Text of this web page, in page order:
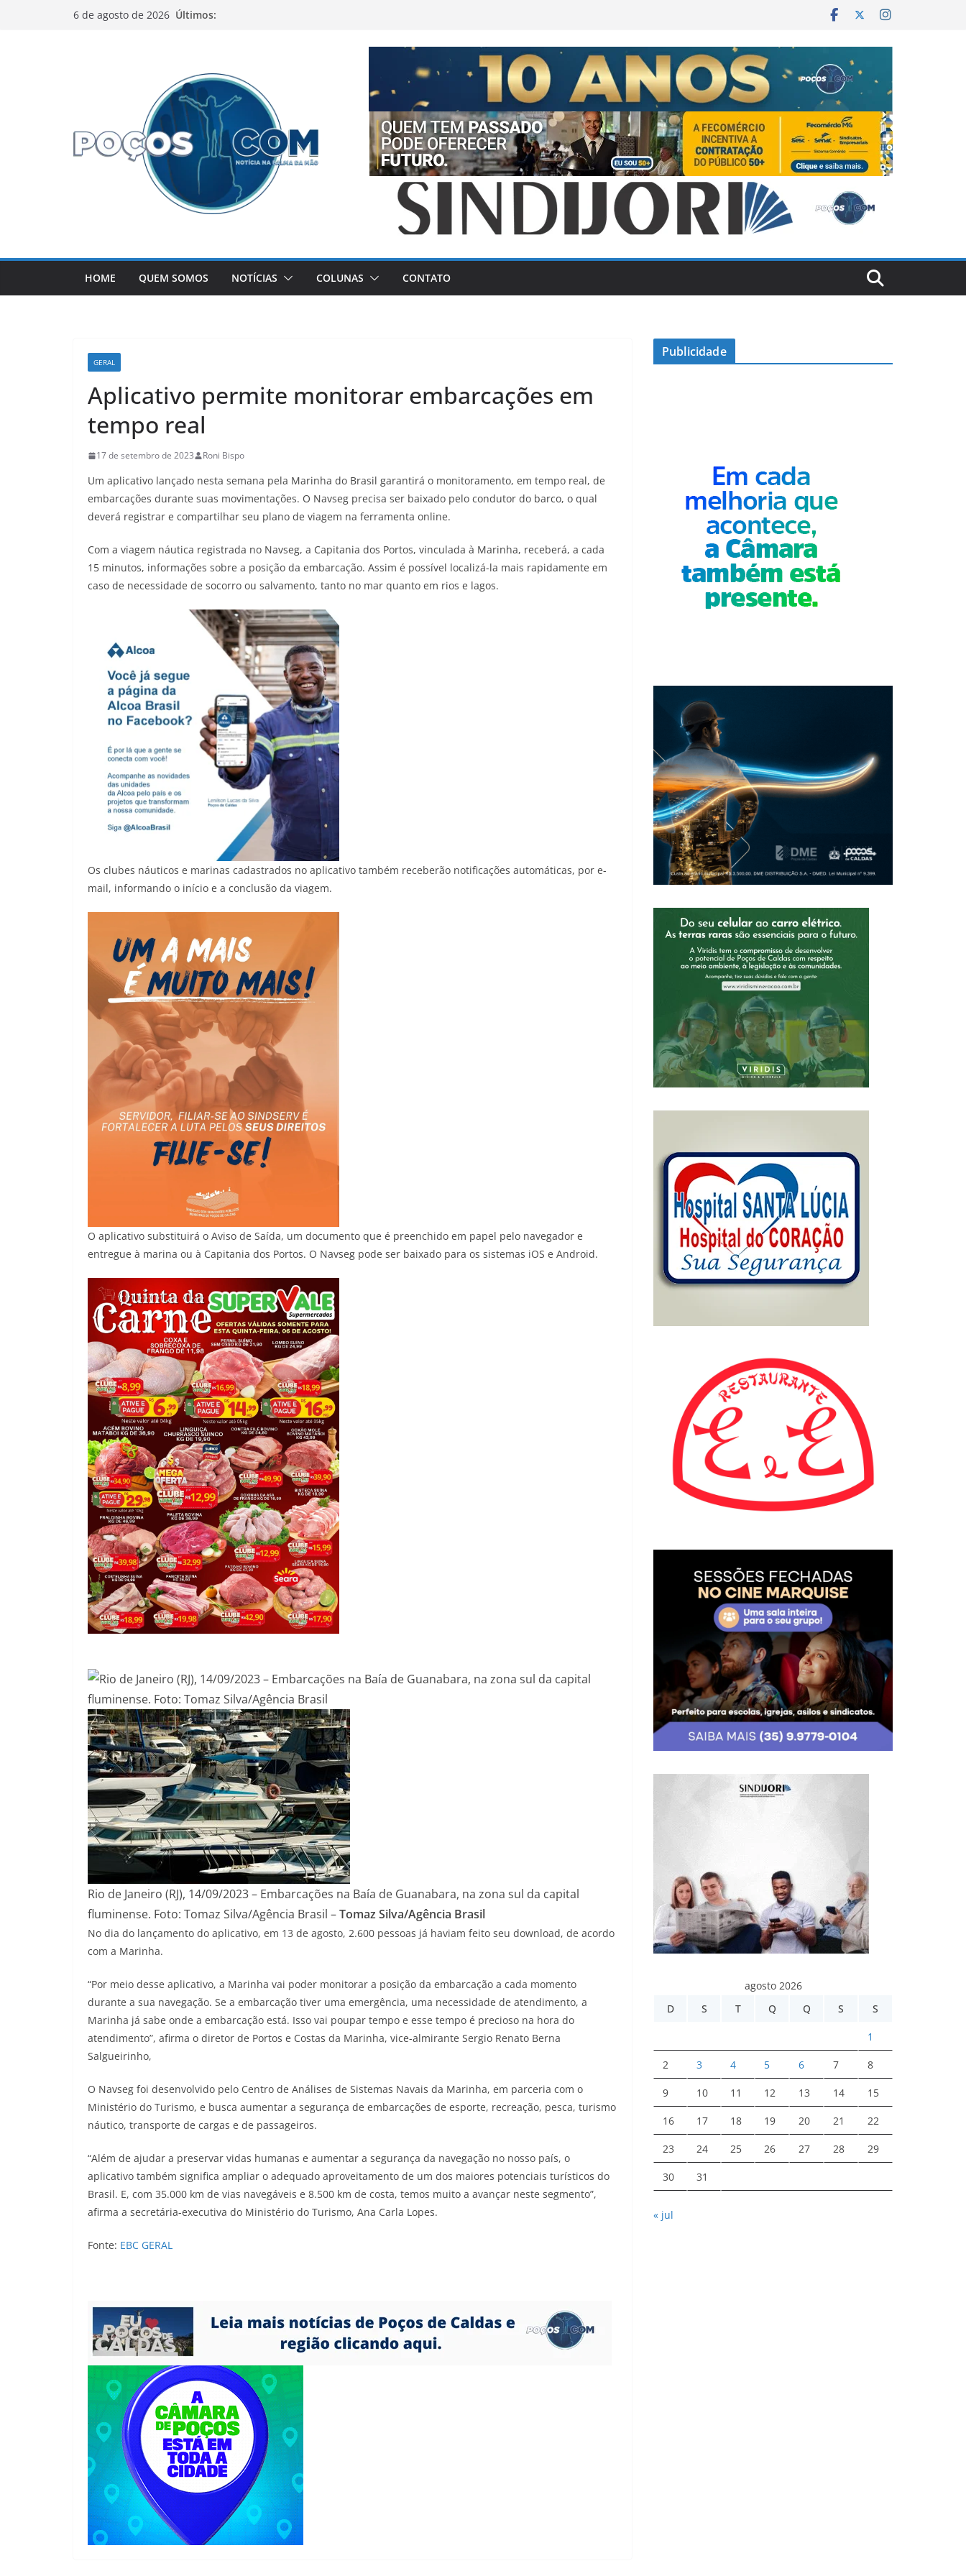
6 de agosto de 2026 Últimos:
HOME QUEM SOMOS NOTÍCIAS COLUNAS CONTATO
GERAL
Aplicativo permite monitorar embarcações em
tempo real
17 de setembro de 2023 Roni Bispo
Um aplicativo lançado nesta semana pela Marinha do Brasil garantirá o monitoramento, em tempo real, de
embarcações durante suas movimentações. O Navseg precisa ser baixado pelo condutor do barco, o qual
deverá registrar e compartilhar seu plano de viagem na ferramenta online.
Com a viagem náutica registrada no Navseg, a Capitania dos Portos, vinculada à Marinha, receberá, a cada
15 minutos, informações sobre a posição da embarcação. Assim é possível localizá-la mais rapidamente em
caso de necessidade de socorro ou salvamento, tanto no mar quanto em rios e lagos.
Os clubes náuticos e marinas cadastrados no aplicativo também receberão notificações automáticas, por e-
mail, informando o início e a conclusão da viagem.
O aplicativo substituirá o Aviso de Saída, um documento que é preenchido em papel pelo navegador e
entregue à marina ou à Capitania dos Portos. O Navseg pode ser baixado para os sistemas iOS e Android.
Rio de Janeiro (RJ), 14/09/2023 – Embarcações na Baía de Guanabara, na zona sul da capital
fluminense. Foto: Tomaz Silva/Agência Brasil –Tomaz Silva/Agência Brasil
No dia do lançamento do aplicativo, em 13 de agosto, 2.600 pessoas já haviam feito seu download, de acordo
com a Marinha.
“Por meio desse aplicativo, a Marinha vai poder monitorar a posição da embarcação a cada momento
durante a sua navegação. Se a embarcação tiver uma emergência, uma necessidade de atendimento, a
Marinha já sabe onde a embarcação está. Isso vai poupar tempo e esse tempo é precioso na hora do
atendimento”, afirma o diretor de Portos e Costas da Marinha, vice-almirante Sergio Renato Berna
Salgueirinho,
O Navseg foi desenvolvido pelo Centro de Análises de Sistemas Navais da Marinha, em parceria com o
Ministério do Turismo, e busca aumentar a segurança de embarcações de esporte, recreação, pesca, turismo
náutico, transporte de cargas e de passageiros.
“Além de ajudar a preservar vidas humanas e aumentar a segurança da navegação no nosso país, o
aplicativo também significa ampliar o adequado aproveitamento de um dos maiores potenciais turísticos do
Brasil. E, com 35.000 km de vias navegáveis e 8.500 km de costa, temos muito a avançar neste segmento”,
afirma a secretária-executiva do Ministério do Turismo, Ana Carla Lopes.
Fonte: EBC GERAL
Publicidade
agosto 2026
D
S T Q Q S S
1
2 3 4 5 6 7 8
9 10 11 12 13 14 15
16 17 18 19 20 21 22
23 24 25 26 27 28 29
30 31
« jul